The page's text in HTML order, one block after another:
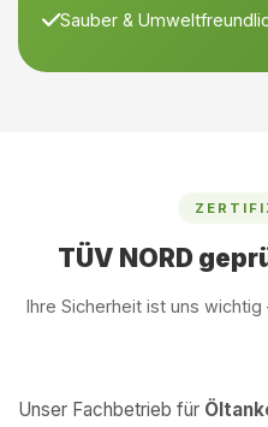
Sauber &
TÜV NORD
Ihre Sicherheit ist uns wichtig
Unser Fachbetrieb für